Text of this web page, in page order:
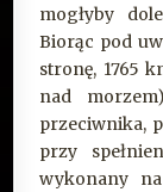
mogłyby
Biorąc pod
stronę, 1765
nad
przeciwnika,
przy
wykonany